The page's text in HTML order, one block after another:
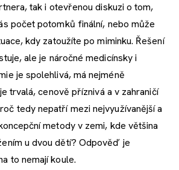
tak i otevřenou diskuzi o tom,
počet potomků finální, nebo může
kdy zatoužíte po miminku. Řešení
ale je náročné medicínsky i
je spolehlivá, má nejméně
trvalá, cenově příznivá a v zahraničí
tedy nepatří mezi nejvyužívanější a
metody v zemi, kde většina
u dvou dětí? Odpověď je
to nemají koule.